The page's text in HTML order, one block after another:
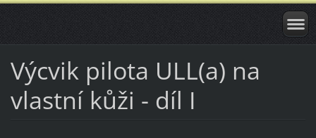
Výcvik pilota ULL(a) na
vlastní kůži - díl I